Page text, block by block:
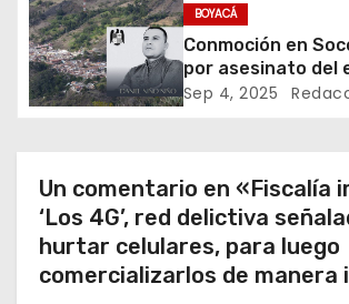
e
n
t
a
d
BOYACÁ
Conmoción en
por asesinato del
Daniel Niño
Sep 4, 2025
Un comentario en «Fiscalía
‘Los 4G’, red delictiva
hurtar celulares, para luego
comercializarlos de manera